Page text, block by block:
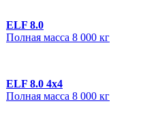
ELF 8.0
Полная масса 8 000 кг
ELF 8.0 4x4
Полная масса 8 000 кг